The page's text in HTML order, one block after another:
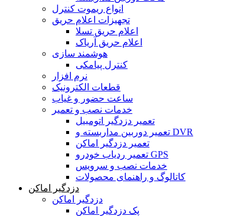
انواع ریموت کنترل
تجهیزات اعلام حریق
اعلام حریق تسلا
اعلام حریق آریاک
هوشمند سازی
کنترل پیامکی
نرم افزار
قطعات الکترونیک
ساعت حضور و غیاب
خدمات نصب و تعمیر
تعمیر دزدگیر اتومبیل
تعمیر دوربین مداربسته و DVR
تعمیر دزدگیر اماکن
تعمیر ردیاب خودرو GPS
خدمات نصب و سرویس
کاتالوگ و راهنمای محصولات
دزدگیر اماکن
دزدگیر اماکن
پک دزدگیر اماکن